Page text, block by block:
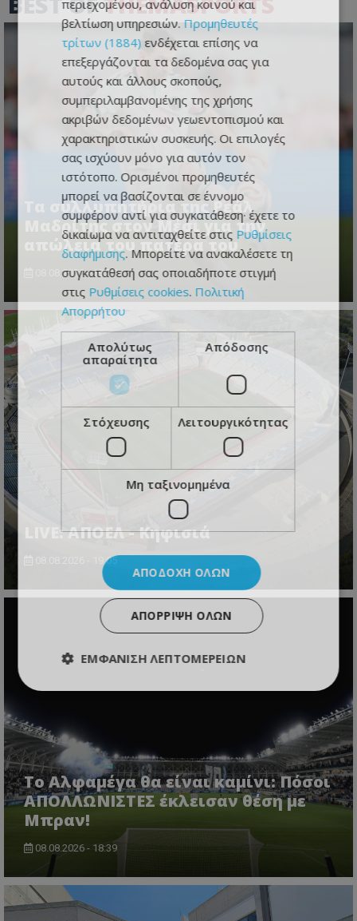
Τα συλλυπητήρια της Ρεάλ
Μαδρίτης στον Μέσι για την
απώλεια του πατέρα του
08.08.2026 - 19:27
LIVE: ΑΠΟΕΛ - Κηφισιά
08.08.2026 - 19:05
Το Αλφαμέγα θα είναι καμίνι: Πόσοι
ΑΠΟΛΛΩΝΙΣΤΕΣ έκλεισαν θέση με
Μπραν!
08.08.2026 - 18:39
περιεχομένου, ανάλυση κοινού και
βελτίωση υπηρεσιών. Προμηθευτές
τρίτων (1884) ενδέχεται επίσης να
επεξεργάζονται τα δεδομένα σας για
αυτούς και άλλους σκοπούς,
συμπεριλαμβανομένης της χρήσης
ακριβών δεδομένων γεωεντοπισμού και
χαρακτηριστικών συσκευής. Οι επιλογές
σας ισχύουν μόνο για αυτόν τον
ιστότοπο. Ορισμένοι προμηθευτές
μπορεί να βασίζονται σε έννομο
συμφέρον αντί για συγκατάθεση· έχετε το
δικαίωμα να αντιταχθείτε στις Ρυθμίσεις
διαφήμισης. Μπορείτε να ανακαλέσετε τη
συγκατάθεσή σας οποιαδήποτε στιγμή
στις Ρυθμίσεις cookies. Πολιτική
Απορρήτου
Απολύτως
απαραίτητα
Απόδοσης
Στόχευσης Λειτουργικότητας
Μη ταξινομημένα
ΑΠΟΔΟΧΉ ΌΛΩΝ
ΑΠΌΡΡΙΨΗ ΌΛΩΝ
ΕΜΦΆΝΙΣΗ ΛΕΠΤΟΜΕΡΕΙΏΝ